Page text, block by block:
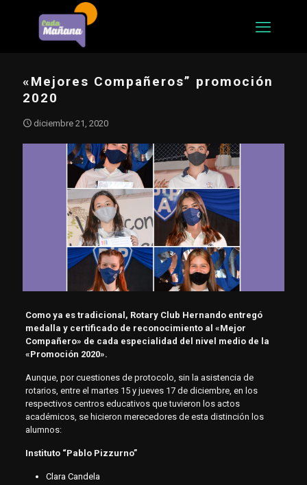
«Mejores Compañeros” promoción
2020
diciembre 21, 2020
Como ya es tradicional, Rotary Club Hernando entregó
medalla y certificado de reconocimiento al «Mejor
Compañero» de cada especialidad del nivel medio de la
«Promoción 2020».
Aunque, por cuestiones de protocolo, sin la asistencia de
rotarios, entre el martes 15 y jueves 17 de diciembre, en los
respectivos centros educativos que tuvieron los actos
académicos, se hicieron merecedores de esta distinción los
alumnos:
Instituto “Pablo Pizzurno”
Clara Candela